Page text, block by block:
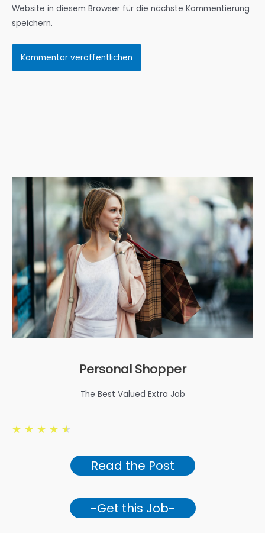
Website in diesem Browser für die nächste Kommentierung
speichern.
Personal Shopper
The Best Valued Extra Job
★ ★ ★ ★ ★
Read the Post
-Get this Job-